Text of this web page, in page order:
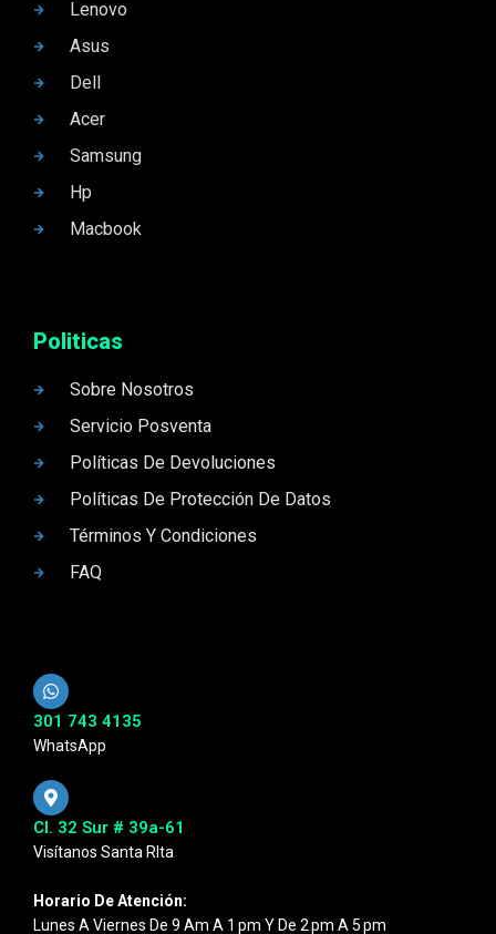
Lenovo
Asus
Dell
Acer
Samsung
Hp
Macbook
Politicas
Sobre Nosotros
Servicio Posventa
Políticas De Devoluciones
Políticas De Protección De Datos
Términos Y Condiciones
FAQ
301 743 4135
WhatsApp
Cl. 32 Sur # 39a-61
Visítanos Santa RIta
Horario De Atención:
Lunes A Viernes De 9 Am A 1 Pm Y De 2 Pm A 5 Pm